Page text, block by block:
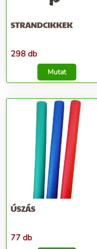
STRANDCIKKEK
298 db
Mutat
ÚSZÁS
77 db